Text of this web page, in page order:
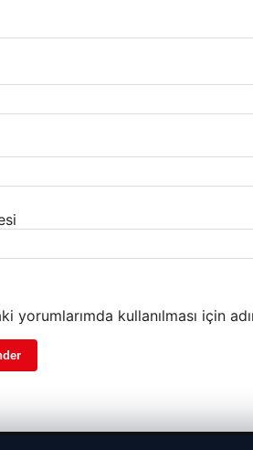
yorumlarımda kullanılması için